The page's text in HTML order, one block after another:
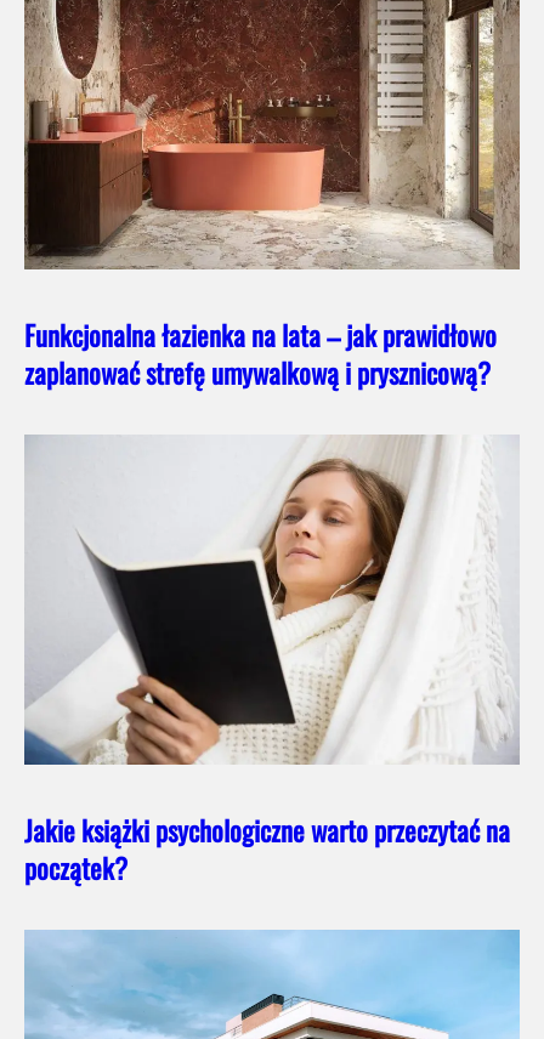
Funkcjonalna łazienka na lata – jak prawidłowo
zaplanować strefę umywalkową i prysznicową?
Jakie książki psychologiczne warto przeczytać na
początek?